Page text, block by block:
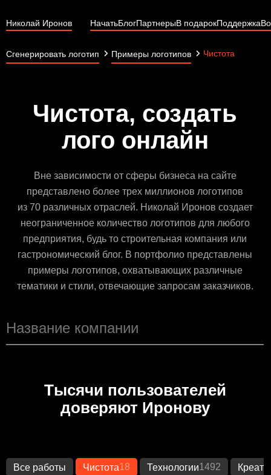
Николай Иронов НачатьБлогПартнерыВ подарокПоддержка
Сгенерировать логотип Примеры логотипов Чистота
Чистота, создать
лого онлайн
Вне зависимости от сферы бизнеса на сайте
представлено более трех миллионов логотипов
из 70 различных отраслей. Николай Иронов создает
неограниченное количество логотипов для любого
предприятия, будь то строительная компания или
гастрономический блог. В портфолио представлены
примеры логотипов, охватывающих различные
тематики и стили, отвечающие запросам заказчиков.
Тысячи пользователей
доверяют Иронову
Все работы Чистота18 Технологии1492